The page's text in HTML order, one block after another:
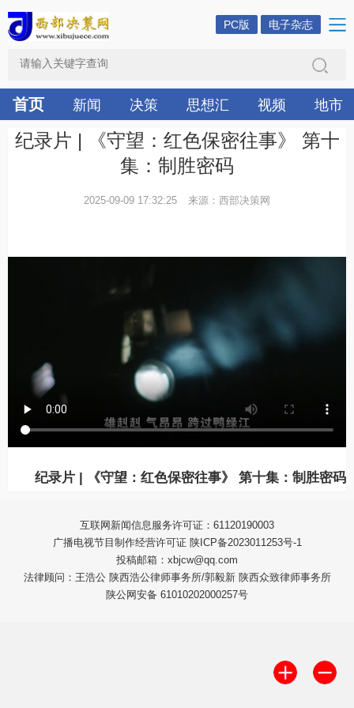
PC版 电子杂志
首页 新闻 决策 思想汇 视频 地市
纪录片 | 《守望：红色保密往事》 第十
集：制胜密码
2025-09-09 17:32:25 来源：西部决策网
纪录片 | 《守望：红色保密往事》 第十集：制胜密码
互联网新闻信息服务许可证：61120190003
广播电视节目制作经营许可证 陕ICP备2023011253号-1
投稿邮箱：xbjcw@qq.com
法律顾问：王浩公 陕西浩公律师事务所/郭毅新 陕西众致律师事务所
陕公网安备 61010202000257号